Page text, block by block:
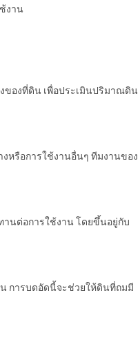
งาน
ของที่ดิน เพื่อประเมินปริมาณดิน
หรือการใช้งานอื่นๆ ทีมงานของ
นต่อการใช้งาน โดยขึ้นอยู่กับ
การบดอัดนี้จะช่วยให้ดินที่ถมมี